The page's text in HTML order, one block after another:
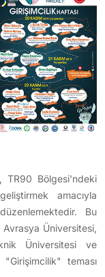
TR90 Bölgesi'ndeki
amacıyla
Bu
Üniversitesi,
Üniversitesi ve
teması